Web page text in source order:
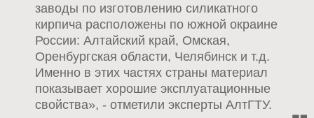
заводы по изготовлению силикатного
кирпича расположены по южной окраине
России: Алтайский край, Омская,
Оренбургская области, Челябинск и т.д.
Именно в этих частях страны материал
показывает хорошие эксплуатационные
свойства», - отметили эксперты АлтГТУ.